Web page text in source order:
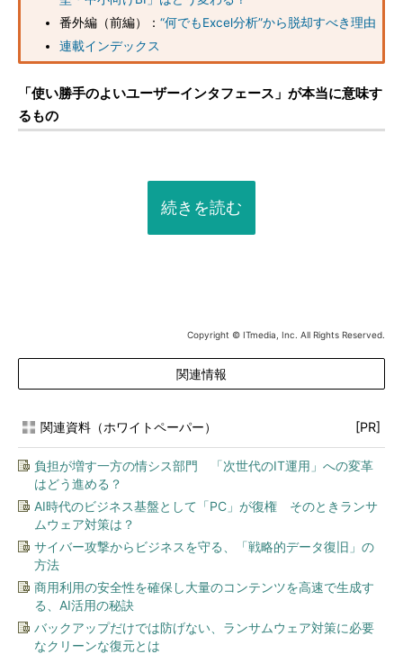
番外編（前編）： “何でもExcel分析”から脱却すべき理由
連載インデックス
「使い勝手のよいユーザーインタフェース」が本当に意味す
るもの
続きを読む
Copyright © ITmedia, Inc. All Rights Reserved.
関連情報
関連資料（ホワイトペーパー） [PR]
負担が増す一方の情シス部門 「次世代のIT運用」への変革
はどう進める？
AI時代のビジネス基盤として「PC」が復権 そのときランサ
ムウェア対策は？
サイバー攻撃からビジネスを守る、「戦略的データ復旧」の
方法
商用利用の安全性を確保し大量のコンテンツを高速で生成す
る、AI活用の秘訣
バックアップだけでは防げない、ランサムウェア対策に必要
なクリーンな復元とは